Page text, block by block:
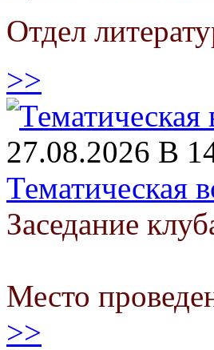
Отдел
>>
27.08.2026 В
Тематическая
Заседание
Место
>>